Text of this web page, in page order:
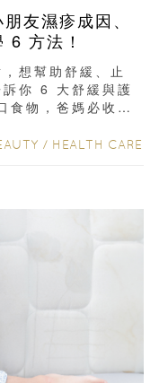
友濕疹成因、
6 方法！
想幫助舒緩、止
你 6 大舒緩與護
食物，爸媽必收
/ HEALTH CARE